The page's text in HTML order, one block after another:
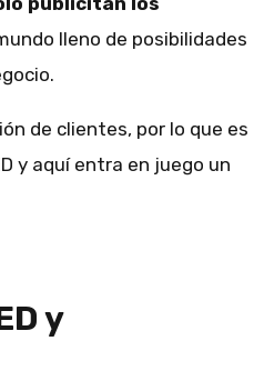
lleno de posibilidades
de clientes, por lo que es
y aquí entra en juego un
y